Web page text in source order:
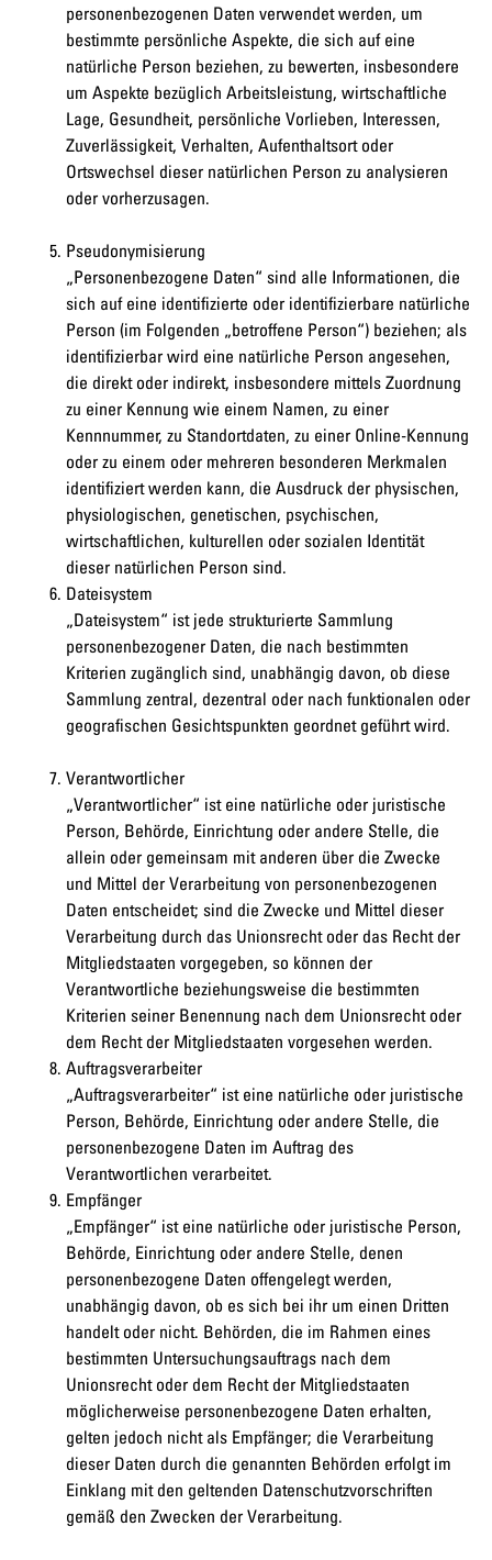
personenbezogenen Daten verwendet werden, um
bestimmte persönliche Aspekte, die sich auf eine
natürliche Person beziehen, zu bewerten, insbesondere
um Aspekte bezüglich Arbeitsleistung, wirtschaftliche
Lage, Gesundheit, persönliche Vorlieben, Interessen,
Zuverlässigkeit, Verhalten, Aufenthaltsort oder
Ortswechsel dieser natürlichen Person zu analysieren
oder vorherzusagen.
Pseudonymisierung
„Personenbezogene Daten“ sind alle Informationen, die
sich auf eine identifizierte oder identifizierbare natürliche
Person (im Folgenden „betroffene Person“) beziehen; als
identifizierbar wird eine natürliche Person angesehen,
die direkt oder indirekt, insbesondere mittels Zuordnung
zu einer Kennung wie einem Namen, zu einer
Kennnummer, zu Standortdaten, zu einer Online-Kennung
oder zu einem oder mehreren besonderen Merkmalen
identifiziert werden kann, die Ausdruck der physischen,
physiologischen, genetischen, psychischen,
wirtschaftlichen, kulturellen oder sozialen Identität
dieser natürlichen Person sind.
Dateisystem
„Dateisystem“ ist jede strukturierte Sammlung
personenbezogener Daten, die nach bestimmten
Kriterien zugänglich sind, unabhängig davon, ob diese
Sammlung zentral, dezentral oder nach funktionalen oder
geografischen Gesichtspunkten geordnet geführt wird.
Verantwortlicher
„Verantwortlicher“ ist eine natürliche oder juristische
Person, Behörde, Einrichtung oder andere Stelle, die
allein oder gemeinsam mit anderen über die Zwecke
und Mittel der Verarbeitung von personenbezogenen
Daten entscheidet; sind die Zwecke und Mittel dieser
Verarbeitung durch das Unionsrecht oder das Recht der
Mitgliedstaaten vorgegeben, so können der
Verantwortliche beziehungsweise die bestimmten
Kriterien seiner Benennung nach dem Unionsrecht oder
dem Recht der Mitgliedstaaten vorgesehen werden.
Auftragsverarbeiter
„Auftragsverarbeiter“ ist eine natürliche oder juristische
Person, Behörde, Einrichtung oder andere Stelle, die
personenbezogene Daten im Auftrag des
Verantwortlichen verarbeitet.
Empfänger
„Empfänger“ ist eine natürliche oder juristische Person,
Behörde, Einrichtung oder andere Stelle, denen
personenbezogene Daten offengelegt werden,
unabhängig davon, ob es sich bei ihr um einen Dritten
handelt oder nicht. Behörden, die im Rahmen eines
bestimmten Untersuchungsauftrags nach dem
Unionsrecht oder dem Recht der Mitgliedstaaten
möglicherweise personenbezogene Daten erhalten,
gelten jedoch nicht als Empfänger; die Verarbeitung
dieser Daten durch die genannten Behörden erfolgt im
Einklang mit den geltenden Datenschutzvorschriften
gemäß den Zwecken der Verarbeitung.